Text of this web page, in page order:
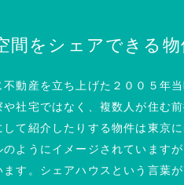
間をシェアできる
不動産を立ち上げた２００５年
や社宅ではなく、複数人が住む
して紹介したりする物件は東京
のようにイメージされています
ます。シェアハウスという言葉